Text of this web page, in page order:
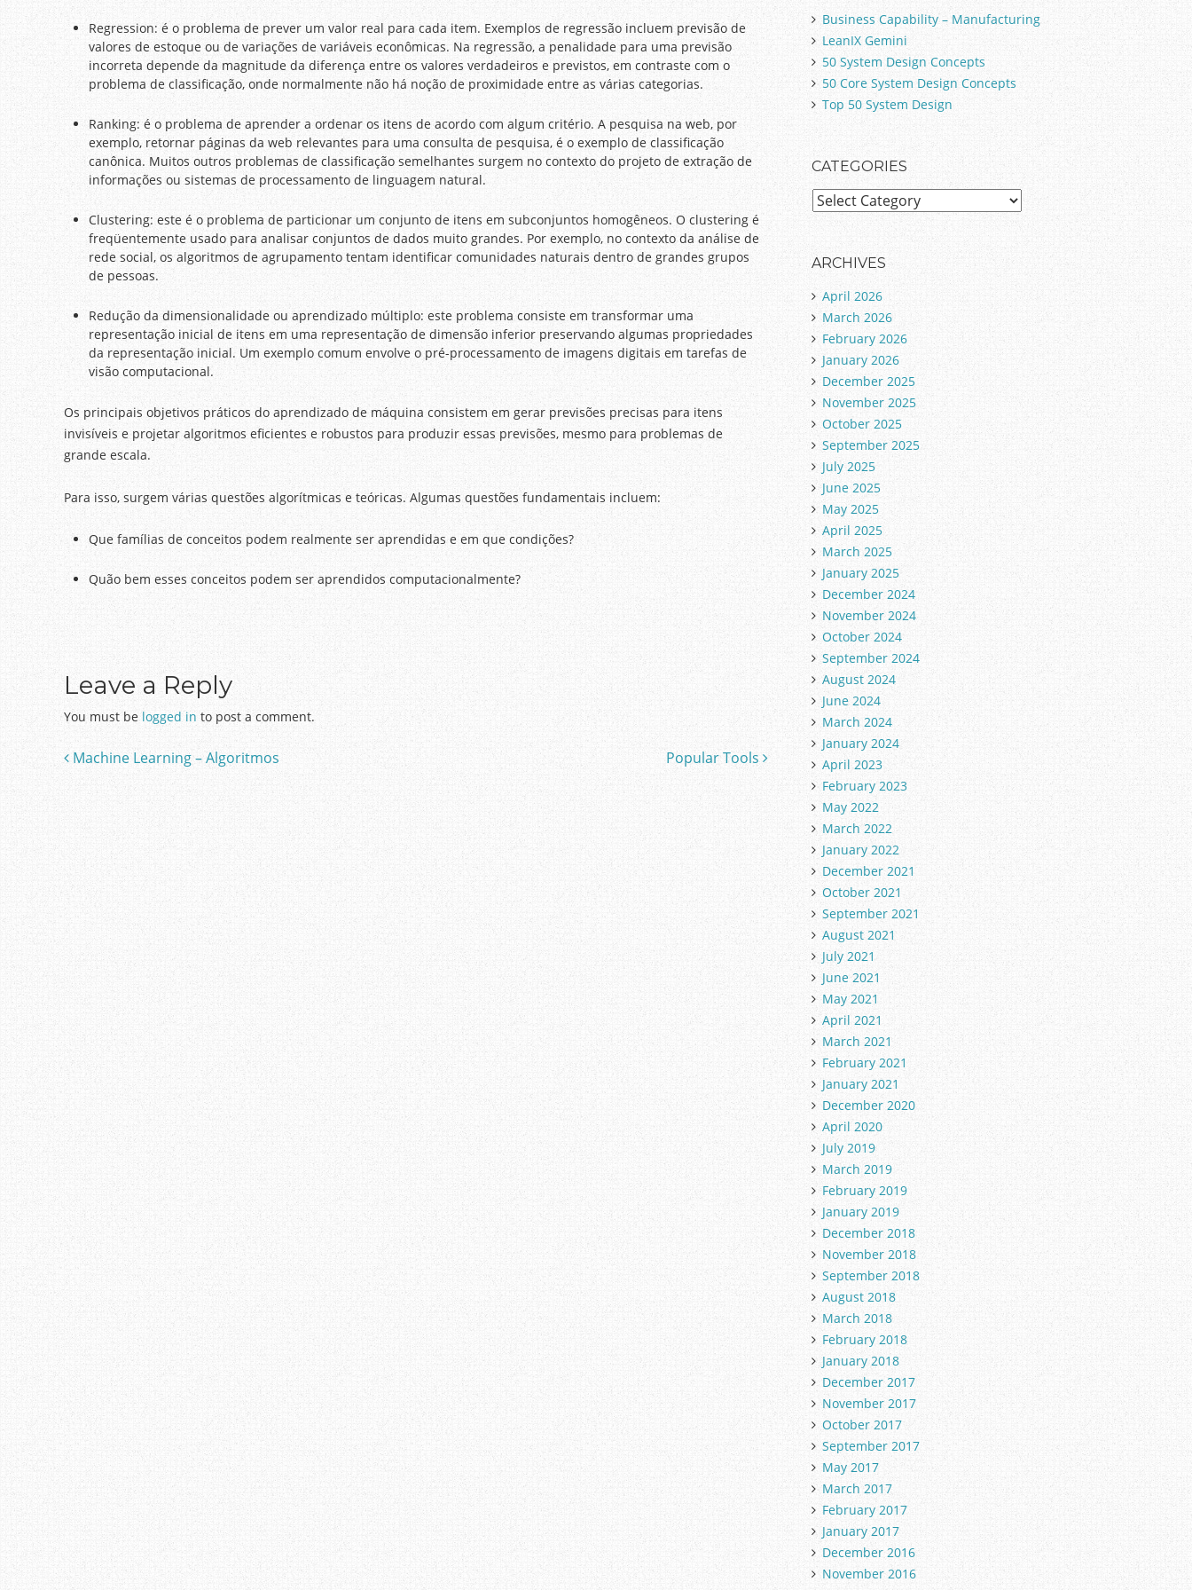
Regression: é o problema de prever um valor real para cada item. Exemplos de regressão incluem previsão de
valores de estoque ou de variações de variáveis ​​econômicas. Na regressão, a penalidade para uma previsão
incorreta depende da magnitude da diferença entre os valores verdadeiros e previstos, em contraste com o
problema de classificação, onde normalmente não há noção de proximidade entre as várias categorias.
Ranking: é o problema de aprender a ordenar os itens de acordo com algum critério. A pesquisa na web, por
exemplo, retornar páginas da web relevantes para uma consulta de pesquisa, é o exemplo de classificação
canônica. Muitos outros problemas de classificação semelhantes surgem no contexto do projeto de extração de
informações ou sistemas de processamento de linguagem natural.
Clustering: este é o problema de particionar um conjunto de itens em subconjuntos homogêneos. O clustering é
freqüentemente usado para analisar conjuntos de dados muito grandes. Por exemplo, no contexto da análise de
rede social, os algoritmos de agrupamento tentam identificar comunidades naturais dentro de grandes grupos
de pessoas.
Redução da dimensionalidade ou aprendizado múltiplo: este problema consiste em transformar uma
representação inicial de itens em uma representação de dimensão inferior preservando algumas propriedades
da representação inicial. Um exemplo comum envolve o pré-processamento de imagens digitais em tarefas de
visão computacional.
Os principais objetivos práticos do aprendizado de máquina consistem em gerar previsões precisas para itens
invisíveis e projetar algoritmos eficientes e robustos para produzir essas previsões, mesmo para problemas de
grande escala.
Para isso, surgem várias questões algorítmicas e teóricas. Algumas questões fundamentais incluem:
Que famílias de conceitos podem realmente ser aprendidas e em que condições?
Quão bem esses conceitos podem ser aprendidos computacionalmente?
Leave a Reply
You must be logged in to post a comment.
Post navigation
Machine Learning – Algoritmos Popular Tools
Business Capability – Manufacturing
LeanIX Gemini
50 System Design Concepts
50 Core System Design Concepts
Top 50 System Design
CATEGORIES
C
t
e
o
r
i
e
s
ARCHIVES
April 2026
March 2026
February 2026
January 2026
December 2025
November 2025
October 2025
September 2025
July 2025
June 2025
May 2025
April 2025
March 2025
January 2025
December 2024
November 2024
October 2024
September 2024
August 2024
June 2024
March 2024
January 2024
April 2023
February 2023
May 2022
March 2022
January 2022
December 2021
October 2021
September 2021
August 2021
July 2021
June 2021
May 2021
April 2021
March 2021
February 2021
January 2021
December 2020
April 2020
July 2019
March 2019
February 2019
January 2019
December 2018
November 2018
September 2018
August 2018
March 2018
February 2018
January 2018
December 2017
November 2017
October 2017
September 2017
May 2017
March 2017
February 2017
January 2017
December 2016
November 2016